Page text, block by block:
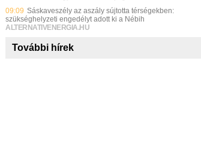
09:09 Sáskaveszély az aszály sújtotta térségekben:
szükséghelyzeti engedélyt adott ki a Nébih
ALTERNATIVENERGIA.HU
További hírek